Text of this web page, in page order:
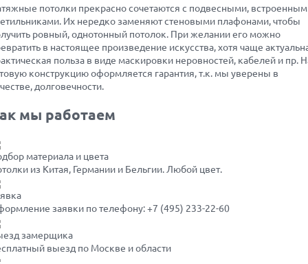
потолки прекрасно сочетаются с подвесными,
Их нередко заменяют стеновыми плафонами, чтобы
ровный, однотонный потолок. При желании его можно
в настоящее произведение искусства, хотя чаще
польза в виде маскировки неровностей, кабелей и пр.
конструкцию оформляется гарантия, т.к. мы уверены в
долговечности.
мы работаем
материала и цвета
из Китая, Германии и Бельгии. Любой цвет.
заявки по телефону:+7 (495) 233-22-60
замерщика
выезд по Москве и области